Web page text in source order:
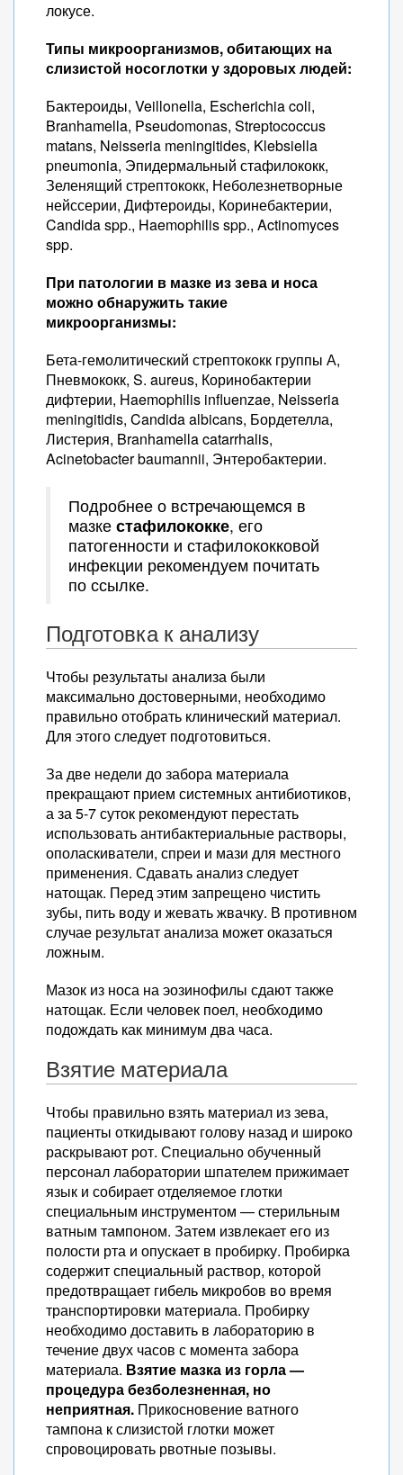
локусе.
Типы микроорганизмов, обитающих на
слизистой носоглотки у здоровых людей:
Бактероиды, Veillonella, Escherichia coli,
Branhamella, Pseudomonas, Streptococcus
matans, Neisseria meningitides, Klebsiella
pneumonia, Эпидермальный стафилококк,
Зеленящий стрептококк, Неболезнетворные
нейссерии, Дифтероиды, Коринебактерии,
Candida spp., Haemophilis spp., Actinomyces
spp.
При патологии в мазке из зева и носа
можно обнаружить такие
микроорганизмы:
Бета-гемолитический стрептококк группы А,
Пневмококк, S. aureus, Коринобактерии
дифтерии, Haemophilis influenzae, Neisseria
meningitidis, Candida albicans, Бордетелла,
Листерия, Branhamella catarrhalis,
Acinetobacter baumannii, Энтеробактерии.
Подробнее о встречающемся в
мазке стафилококке, его
патогенности и стафилококковой
инфекции рекомендуем почитать
по ссылке.
Подготовка к анализу
Чтобы результаты анализа были
максимально достоверными, необходимо
правильно отобрать клинический материал.
Для этого следует подготовиться.
За две недели до забора материала
прекращают прием системных антибиотиков,
а за 5-7 суток рекомендуют перестать
использовать антибактериальные растворы,
ополаскиватели, спреи и мази для местного
применения. Сдавать анализ следует
натощак. Перед этим запрещено чистить
зубы, пить воду и жевать жвачку. В противном
случае результат анализа может оказаться
ложным.
Мазок из носа на эозинофилы сдают также
натощак. Если человек поел, необходимо
подождать как минимум два часа.
Взятие материала
Чтобы правильно взять материал из зева,
пациенты откидывают голову назад и широко
раскрывают рот. Специально обученный
персонал лаборатории шпателем прижимает
язык и собирает отделяемое глотки
специальным инструментом — стерильным
ватным тампоном. Затем извлекает его из
полости рта и опускает в пробирку. Пробирка
содержит специальный раствор, которой
предотвращает гибель микробов во время
транспортировки материала. Пробирку
необходимо доставить в лабораторию в
течение двух часов с момента забора
материала. Взятие мазка из горла —
процедура безболезненная, но
неприятная. Прикосновение ватного
тампона к слизистой глотки может
спровоцировать рвотные позывы.